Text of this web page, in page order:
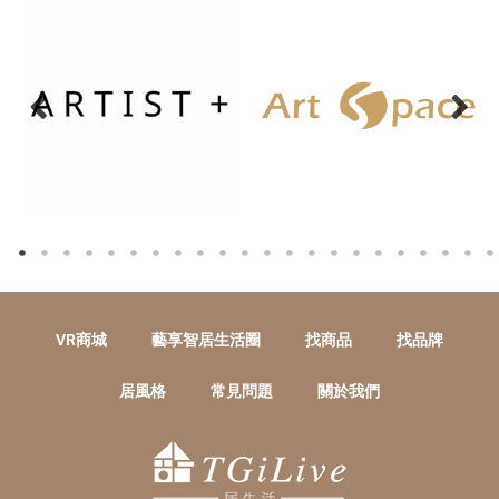
VR商城 藝享智居生活圈 找商品 找品牌
居風格 常見問題 關於我們